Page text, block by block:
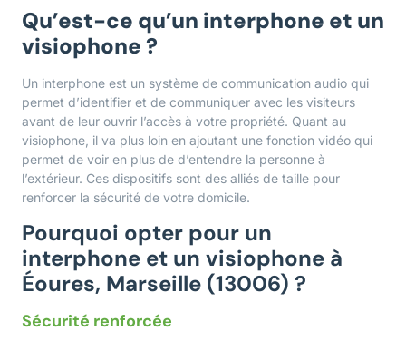
Qu’est-ce qu’un interphone et un
visiophone ?
Un interphone est un système de communication audio qui
permet d’identifier et de communiquer avec les visiteurs
avant de leur ouvrir l’accès à votre propriété. Quant au
visiophone, il va plus loin en ajoutant une fonction vidéo qui
permet de voir en plus de d’entendre la personne à
l’extérieur. Ces dispositifs sont des alliés de taille pour
renforcer la sécurité de votre domicile.
Pourquoi opter pour un
interphone et un visiophone à
Éoures, Marseille (13006) ?
Sécurité renforcée